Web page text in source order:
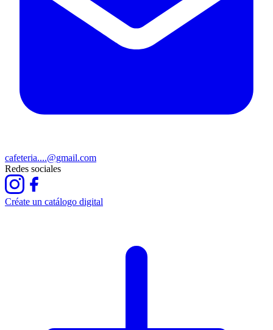
cafeteria....@gmail.com
Redes sociales
Créate un catálogo digital